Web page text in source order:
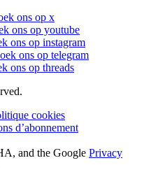
ons op x
ons op youtube
ons op instagram
ons op telegram
ons op threads
cookies
d’abonnement
and the Google Privacy